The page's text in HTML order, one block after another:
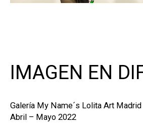
IMAGEN EN
Galería My Name´s Lolita Art Madrid
Abril – Mayo 2022